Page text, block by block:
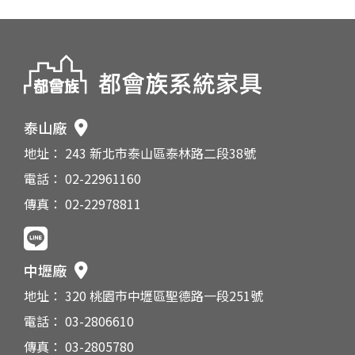
泰山廠
地址： 243 新北市泰山區泰林路二段38號
電話： 02-22961160
傳真： 02-22978811
中壢廠
地址： 320 桃園市中壢區聖德路一段251號
電話： 03-2806610
傳真： 03-2805780